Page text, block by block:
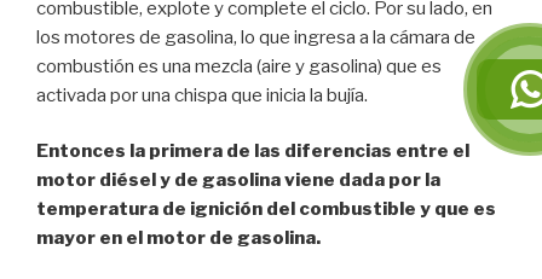
combustible, explote y complete el ciclo. Por su lado, en
los motores de gasolina, lo que ingresa a la cámara de
combustión es una mezcla (aire y gasolina) que es
activada por una chispa que inicia la bujía.
Entonces la primera de las diferencias entre el
motor diésel y de gasolina viene dada por la
temperatura de ignición del combustible y que es
mayor en el motor de gasolina.